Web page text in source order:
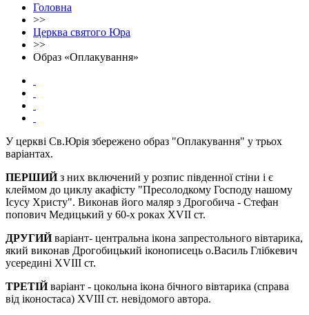
Головна
>>
Церква святого Юра
>>
Образ «Оплакування»
У церкві Св.Юрія збережено образ "Оплакування" у трьох
варіантах.
ПЕРШИЙз них включений у розпис південної стіни і є
клеймом до циклу акафісту "Пресолодкому Господу нашому
Ісусу Христу". Виконав його маляр з Дрогобича - Стефан
попович Медицький у 60-х роках XVII ст.
ДРУГИЙваріант- центральна ікона запрестольного вівтарика,
який виконав Дрогобицький іконописець о.Василь Глібкевич
усередині XVIII ст.
ТРЕТІЙваріант - цокольна ікона бічного вівтарика (справа
від іконостаса) XVIII ст. невідомого автора.